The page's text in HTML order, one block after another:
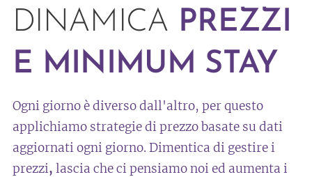
DINAMICA PREZZI
E MINIMUM STAY
Ogni giorno è diverso dall'altro, per questo
applichiamo strategie di prezzo basate su dati
aggiornati ogni giorno. Dimentica di gestire i
prezzi, lascia che ci pensiamo noi ed aumenta i